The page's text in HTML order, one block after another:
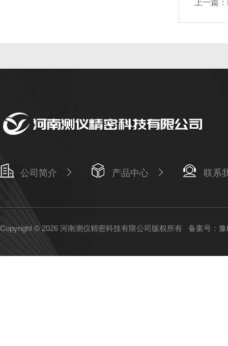
上一篇：
公司简介 产品中心 联系
Copyright © 2026 河南测仪精密科技有限公司版权所有 备案号：